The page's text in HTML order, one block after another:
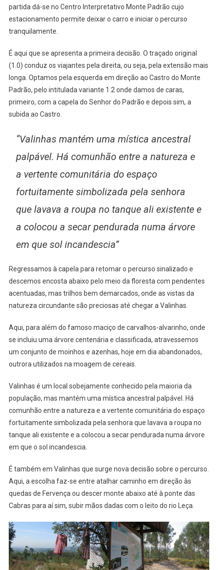
partida dá-se no Centro Interpretativo Monte Padrão cujo
estacionamento permite deixar o carro e iniciar o percurso
tranquilamente.
É aqui que se apresenta a primeira decisão. O traçado original
(1.0) conduz os viajantes pela direita, ou seja, pela extensão mais
longa. Optamos pela esquerda em direção ao Castro do Monte
Padrão, pelo intitulada variante 1.2 onde damos de caras,
primeiro, com a capela do Senhor do Padrão e depois sim, a
subida ao Castro.
“Valinhas mantém uma mística ancestral
palpável. Há comunhão entre a natureza e
a vertente comunitária do espaço
fortuitamente simbolizada pela senhora
que lavava a roupa no tanque ali existente e
a colocou a secar pendurada numa árvore
em que sol incandescia”
Regressamos à capela para retomar o percurso sinalizado e
descemos encosta abaixo pelo meio da floresta com pendentes
acentuadas, mas trilhos bem demarcados, onde as vistas da
natureza circundante são preciosas até chegar a Valinhas.
Aqui, para além do famoso maciço de carvalhos-alvarinho, onde
se incluiu uma árvore centenária e classificada, atravessemos
um conjunto de moinhos e azenhas, hoje em dia abandonados,
outrora utilizados na moagem de cereais.
Valinhas é um local sobejamente conhecido pela maioria da
população, mas mantém uma mística ancestral palpável. Há
comunhão entre a natureza e a vertente comunitária do espaço
fortuitamente simbolizada pela senhora que lavava a roupa no
tanque ali existente e a colocou a secar pendurada numa árvore
em que o sol incandescia.
É também em Valinhas que surge nova decisão sobre o percurso.
Aqui, a escolha faz-se entre atalhar caminho em direção às
quedas de Fervença ou descer monte abaixo até à ponte das
Cabras para aí sim, subir mãos dadas com o leito do rio Leça.